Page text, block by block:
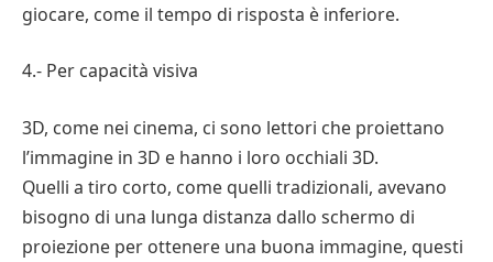
giocare, come il tempo di risposta è inferiore.
4.- Per capacità visiva
3D, come nei cinema, ci sono lettori che proiettano
l’immagine in 3D e hanno i loro occhiali 3D.
Quelli a tiro corto, come quelli tradizionali, avevano
bisogno di una lunga distanza dallo schermo di
proiezione per ottenere una buona immagine, questi